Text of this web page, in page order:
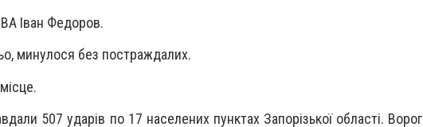
Іван Федоров.
минулося без постраждалих.
507 ударів по 17 населених пунктах Запорізької області. Ворог